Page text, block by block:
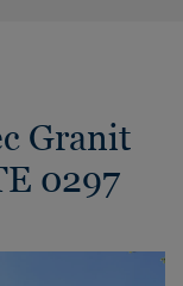
Granit
0297